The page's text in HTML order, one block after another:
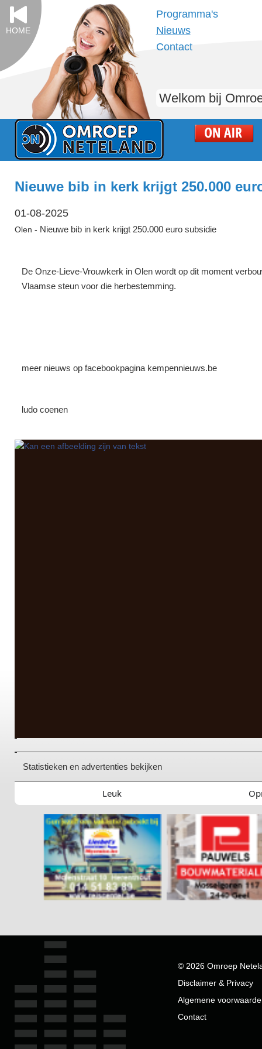
HOME
Programma's
Nieuws
Contact
Welkom bij
Nieuwe bib in kerk krijgt 250.000
01-08-2025
Olen - Nieuwe bib in kerk krijgt 250.000 euro subsidie
De Onze-Lieve-Vrouwkerk in Olen wordt op dit moment
Vlaamse steun voor die herbestemming.
meer nieuws op facebookpagina kempennieuws.be
ludo coenen
Statistieken en advertenties bekijken
Leuk
© 2026 Omroep
Disclaimer & Privacy
Algemene
Contact